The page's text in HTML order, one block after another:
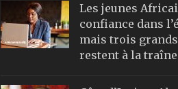
Les jeunes
confiance dans
mais trois
restent à la traîne